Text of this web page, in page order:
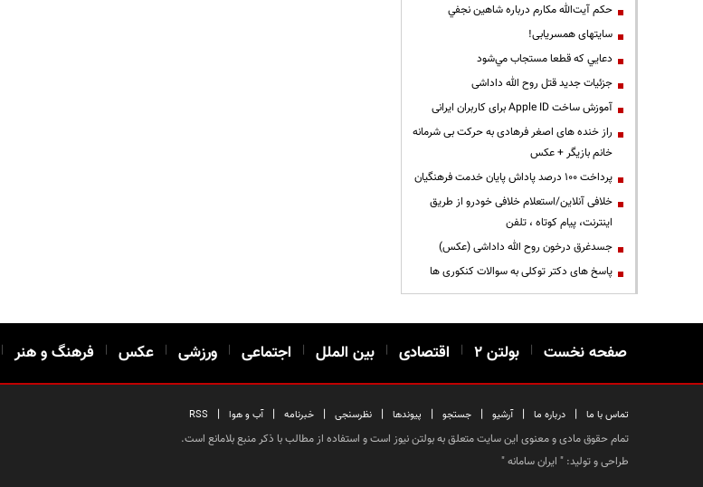
حكم آيت‌الله مكارم درباره شاهين نجفي
سایتهای همسریابی!
دعايي كه قطعا مستجاب مي‌شود
جزئیات جدید قتل روح الله داداشی
آموزش ساخت Apple ID برای کاربران ایرانی
راز خنده های اصغر فرهادی به حرکت بی شرمانه
خانم بازیگر + عکس
پرداخت ۱۰۰ درصد پاداش پایان خدمت فرهنگیان
خلافی آنلاین/استعلام خلافی خودرو از طریق
اینترنت، پیام کوتاه ، تلفن
جسدغرق درخون روح الله داداشی (عکس)
پاسخ های دکتر توکلی به سوالات کنکوری ها
صفحه نخست | بولتن ۲ | اقتصادی | بین الملل | اجتماعی | ورزشی | عکس | فرهنگ و هنر |
تماس با ما | درباره ما | آرشیو | جستجو | پیوندها | نظرسنجی | خبرنامه | آب و هوا |
RSS
تمام حقوق مادی و معنوی این سایت متعلق به بولتن نیوز است و استفاده از مطالب با ذکر منبع بلامانع است.
طراحی و تولید: " ایران سامانه"